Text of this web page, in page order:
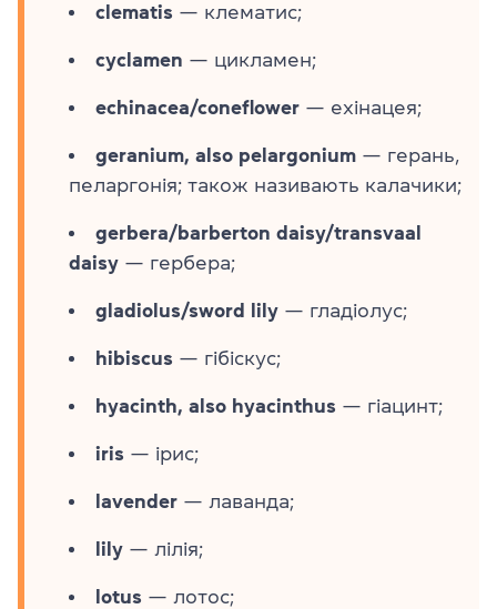
clematis — клематис;
cyclamen — цикламен;
echinacea/coneflower — ехінацея;
geranium, also pelargonium — герань,
пеларгонія; також називають калачики;
gerbera/barberton daisy/transvaal
daisy — гербера;
gladiolus/sword lily — гладіолус;
hibiscus — гібіскус;
hyacinth, also hyacinthus — гіацинт;
iris — ірис;
lavender — лаванда;
lily — лілія;
lotus — лотос;